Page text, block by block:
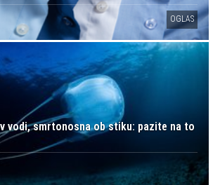
OGLAS
vodi, smrtonosna ob stiku: pazite na to